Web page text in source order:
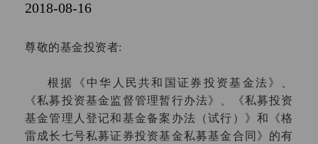
2018-08-16
尊敬的基金投资者:
根据
《中华人民共和国证券投资基金法》、
《私募投资基金监督管理暂行办法》
、《私募投资
基金管理人登记和基金备案办法（试行）》和
《格
雷成长七号私募证券投资基金私募基金合同 》的有